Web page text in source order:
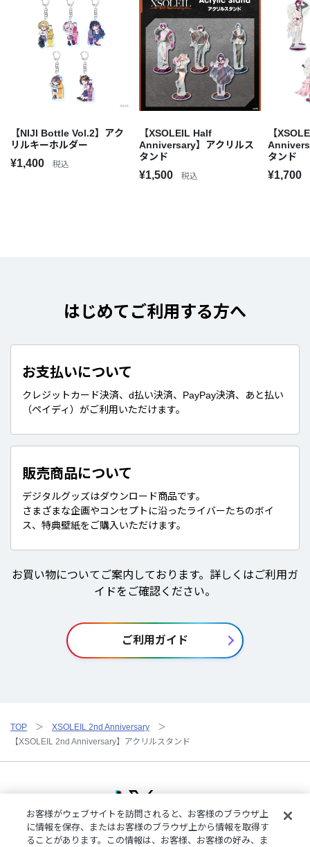
【NIJI Bottle Vol.2】アク
リルキーホルダー
¥1,400 税込
【XSOLEIL Half
Anniversary】アクリルス
タンド
¥1,500 税込
【
タンド
¥1,700
はじめてご利用する方へ
お支払いについて
クレジットカード決済、d払い決済、PayPay決済、あと払い
（ペイディ）がご利用いただけます。
販売商品について
デジタルグッズはダウンロード商品です。
さまざまな企画やコンセプトに沿ったライバーたちのボイ
ス、特典壁紙をご購入いただけます。
お買い物についてご案内しております。詳しくはご利用ガ
イドをご確認ください。
ご利用ガイド
TOP
XSOLEIL 2nd Anniversary
【XSOLEIL 2nd Anniversary】アクリルスタンド
お客様がウェブサイトを訪問されると、お客様のブラウザ上
に情報を保存、またはお客様のブラウザ上から情報を取得す
ることがあります。この情報は、お客様、お客様の好み、ま